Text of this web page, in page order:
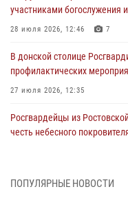
участниками богослужения
28 июля 2026, 12:46 7
В донской столице
профилактических
27 июля 2026, 12:35
Росгвардейцы из
честь небесного
При содействии спецназа
ПОПУЛЯРНЫЕ НОВОСТИ